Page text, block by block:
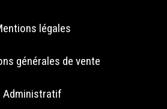
légales
générales de vente
Administratif